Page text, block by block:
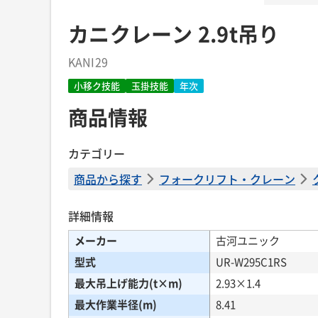
カニクレーン 2.9t吊り
KANI29
小移ク技能 玉掛技能 年次
商品情報
カテゴリー
商品から探す
フォークリフト・クレーン
詳細情報
メーカー
古河ユニック
型式
UR-W295C1RS
最大吊上げ能力(t×m)
2.93×1.4
最大作業半径(m)
8.41